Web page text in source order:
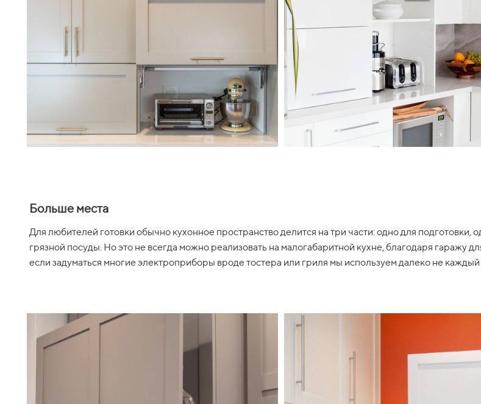
Больше места
Для любителей готовки обычно кухонное пространство делится на три части: одно для
грязной посуды. Но это не всегда можно реализовать на малогабаритной кухне, благодаря гаражу
если задуматься многие электроприборы вроде тостера или гриля мы используем далеко не